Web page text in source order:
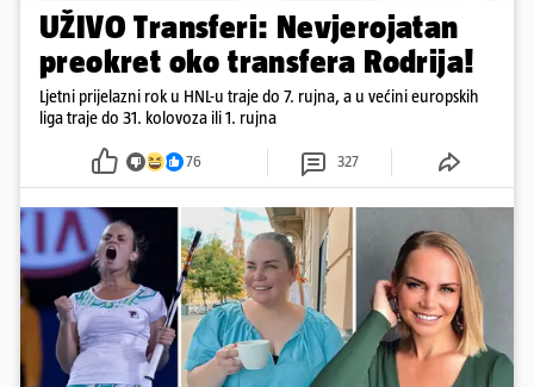
UŽIVO Transferi: Nevjerojatan
preokret oko transfera Rodrija!
Ljetni prijelazni rok u HNL-u traje do 7. rujna, a u većini europskih
liga traje do 31. kolovoza ili 1. rujna
76 327